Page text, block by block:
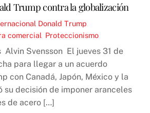
Trump contra la globalización
Donald Trump
comercial Proteccionismo
Alvin Svensson El jueves 31 de
para llegar a un acuerdo
con Canadá, Japón, México y la
su decisión de imponer aranceles
de acero […]